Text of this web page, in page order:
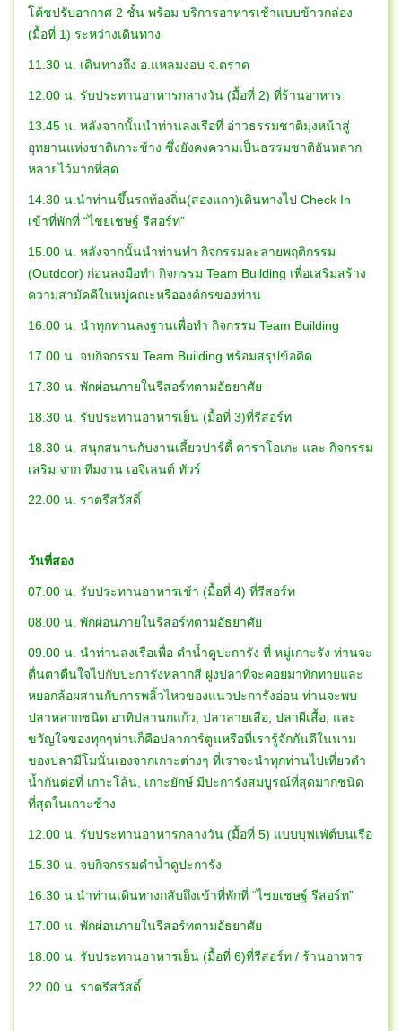
โค้ชปรับอากาศ 2 ชั้น พร้อม บริการอาหารเช้าแบบข้าวกล่อง
(มื้อที่ 1) ระหว่างเดินทาง
11.30 น. เดินทางถึง อ.แหลมงอบ จ.ตราด
12.00 น. รับประทานอาหารกลางวัน (มื้อที่ 2) ที่ร้านอาหาร
13.45 น. หลังจากนั้นนำท่านลงเรือที่ อ่าวธรรมชาติมุ่งหน้าสู่
อุทยานแห่งชาติเกาะช้าง ซึ่งยังคงความเป็นธรรมชาติอันหลาก
หลายไว้มากที่สุด
14.30 น.นำท่านขึ้นรถท้องถิ่น(สองแถว)เดินทางไป Check In
เข้าที่พักที่ “ไชยเชษฐ์ รีสอร์ท”
15.00 น. หลังจากนั้นนำท่านทำ กิจกรรมละลายพฤติกรรม
(Outdoor) ก่อนลงมือทำ กิจกรรม Team Building เพื่อเสริมสร้าง
ความสามัคคีในหมู่คณะหรือองค์กรของท่าน
16.00 น. นำทุกท่านลงฐานเพื่อทำ กิจกรรม Team Building
17.00 น. จบกิจกรรม Team Building พร้อมสรุปข้อคิด
17.30 น. พักผ่อนภายในรีสอร์ทตามอัธยาศัย
18.30 น. รับประทานอาหารเย็น (มื้อที่ 3)ที่รีสอร์ท
18.30 น. สนุกสนานกับงานเลี้ยวปาร์ตี้ คาราโอเกะ และ กิจกรรม
เสริม จาก ทีมงาน เอจิเลนต์ ทัวร์
22.00 น. ราตรีสวัสดิ์
วันที่สอง
07.00 น. รับประทานอาหารเช้า (มื้อที่ 4) ที่รีสอร์ท
08.00 น. พักผ่อนภายในรีสอร์ทตามอัธยาศัย
09.00 น. นำท่านลงเรือเพื่อ ดำน้ำดูปะการัง ที่ หมู่เกาะรัง ท่านจะ
ตื่นตาตื่นใจไปกับปะการังหลากสี ฝูงปลาที่จะคอยมาทักทายและ
หยอกล้อผสานกับการพลิ้วไหวของแนวปะการังอ่อน ท่านจะพบ
ปลาหลากชนิด อาทิปลานกแก้ว, ปลาลายเสือ, ปลาผีเสื้อ, และ
ขวัญใจของทุกๆท่านก็คือปลาการ์ตูนหรือที่เรารู้จักกันดีในนาม
ของปลามีโมนั่นเองจากเกาะต่างๆ ที่เราจะนำทุกท่านไปเที่ยวดำ
น้ำกันต่อที่ เกาะโล้น, เกาะยักษ์ มีปะการังสมบูรณ์ที่สุดมากชนิด
ที่สุดในเกาะช้าง
12.00 น. รับประทานอาหารกลางวัน (มื้อที่ 5) แบบบุฟเฟ่ต์บนเรือ
15.30 น. จบกิจกรรมดำน้ำดูปะการัง
16.30 น.นำท่านเดินทางกลับถึงเข้าที่พักที่ “ไชยเชษฐ์ รีสอร์ท”
17.00 น. พักผ่อนภายในรีสอร์ทตามอัธยาศัย
18.00 น. รับประทานอาหารเย็น (มื้อที่ 6)ที่รีสอร์ท / ร้านอาหาร
22.00 น. ราตรีสวัสดิ์